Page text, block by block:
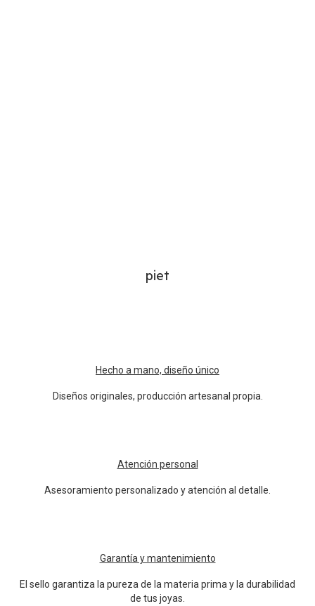
piet
Hecho a mano, diseño único
Diseños originales, producción artesanal propia.
Atención personal
Asesoramiento personalizado y atención al detalle.
Garantía y mantenimiento
El sello garantiza la pureza de la materia prima y la durabilidad
de tus joyas.